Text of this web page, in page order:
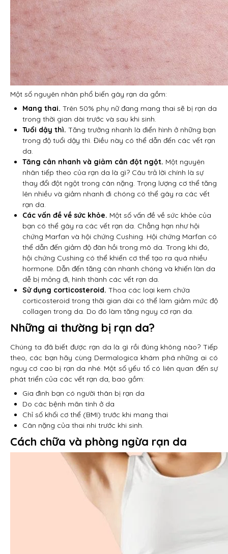
Một số nguyên nhân phổ biến gây rạn da gồm:
Mang thai. Trên 50% phụ nữ đang mang thai sẽ bị rạn da
trong thời gian dài trước và sau khi sinh.
Tuổi dậy thì. Tăng trưởng nhanh là điển hình ở những bạn
trong độ tuổi dậy thì. Điều này có thể dẫn đến các vết rạn
da.
Tăng cân nhanh và giảm cân đột ngột. Một nguyên
nhân tiếp theo của rạn da là gì? Câu trả lời chính là sự
thay đổi đột ngột trong cân nặng. Trọng lượng cơ thể tăng
lên nhiều và giảm nhanh đi chóng có thể gây ra các vết
rạn da.
Các vấn đề về sức khỏe. Một số vấn đề về sức khỏe của
bạn có thể gây ra các vết rạn da. Chẳng hạn như hội
chứng Marfan và hội chứng Cushing. Hội chứng Marfan có
thể dẫn đến giảm độ đàn hồi trong mô da. Trong khi đó,
hội chứng Cushing có thể khiến cơ thể tạo ra quá nhiều
hormone. Dẫn đến tăng cân nhanh chóng và khiến làn da
dễ bị mỏng đi, hình thành các vết rạn da.
Sử dụng corticosteroid. Thoa các loại kem chứa
corticosteroid trong thời gian dài có thể làm giảm mức độ
collagen trong da. Do đó làm tăng nguy cơ rạn da.
Những ai thường bị rạn da?
Chúng ta đã biết được rạn da là gì rồi đúng không nào? Tiếp
theo, các bạn hãy cùng Dermalogica khám phá những ai có
nguy cơ cao bị rạn da nhé. Một số yếu tố có liên quan đến sự
phát triển của các vết rạn da, bao gồm:
Gia đình bạn có người thân bị rạn da
Do các bệnh mãn tính ở da
Chỉ số khối cơ thể (BMI) trước khi mang thai
Cân nặng của thai nhi trước khi sinh.
Cách chữa và phòng ngừa rạn da